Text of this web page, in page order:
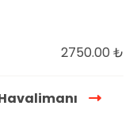
2750.00 ₺